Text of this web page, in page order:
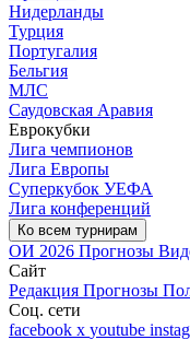
Нидерланды
Турция
Португалия
Бельгия
МЛС
Саудовская Аравия
Еврокубки
Лига чемпионов
Лига Европы
Суперкубок УЕФА
Лига конференций
Ко всем турнирам
ОИ 2026 Прогнозы
Сайт
Редакция Прогнозы
Соц. сети
facebook x youtube